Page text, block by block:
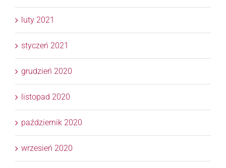
luty 2021
styczeń 2021
grudzień 2020
listopad 2020
październik 2020
wrzesień 2020